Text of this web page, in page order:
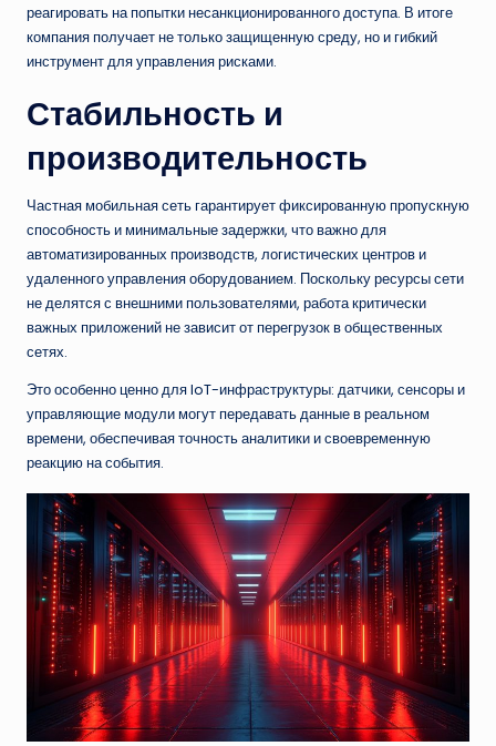
реагировать на попытки несанкционированного доступа. В итоге
компания получает не только защищенную среду, но и гибкий
инструмент для управления рисками.
Стабильность и
производительность
Частная мобильная сеть гарантирует фиксированную пропускную
способность и минимальные задержки, что важно для
автоматизированных производств, логистических центров и
удаленного управления оборудованием. Поскольку ресурсы сети
не делятся с внешними пользователями, работа критически
важных приложений не зависит от перегрузок в общественных
сетях.
Это особенно ценно для IoT-инфраструктуры: датчики, сенсоры и
управляющие модули могут передавать данные в реальном
времени, обеспечивая точность аналитики и своевременную
реакцию на события.